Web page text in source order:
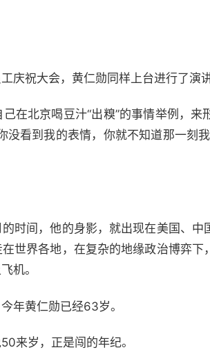
庆祝大会，黄仁勋同样上台进行了演讲
在北京喝豆汁“出糗”的事情举例，
没看到我的表情，你就不知道那一刻
时间，他的身影，就出现在美国、
世界各地，在复杂的地缘政治博弈
机。
年黄仁勋已经63岁。
来岁，正是闯的年纪。